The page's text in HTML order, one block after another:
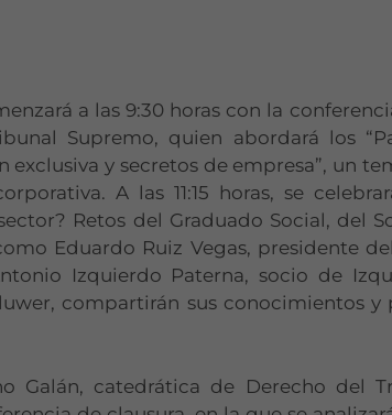
a las 9:30 horas con la
Supremo, quien abordará los
y secretos de empresa”, un
A las 11:15 horas, se
Retos del Graduado Social, del
Eduardo Ruiz Vegas, presidente
Izquierdo Paterna, socio de
compartirán sus conocimientos y
Galán, catedrática de Derecho del